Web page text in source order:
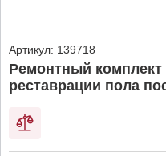
Артикул: 139718
Ремонтный
реставрации пола